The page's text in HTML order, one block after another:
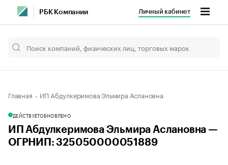
РБК Компании Личный кабинет
Главная ИП Абдулкеримова Эльмира Аслановна
ДЕЙСТВУЕТОБНОВЛЕНО
ИП Абдулкеримова Эльмира Аслановна —
ОГРНИП: 325050000051889